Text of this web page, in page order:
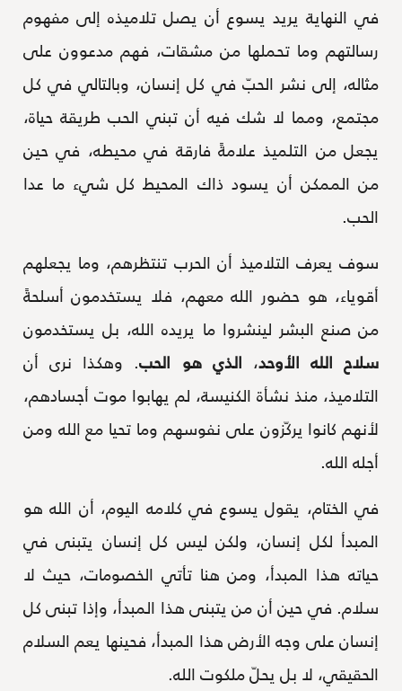
في النهاية يريد يسوع أن يصل تلاميذه إلى مفهوم
رسالتهم وما تحملها من مشقات، فهم مدعوون على
مثاله، إلى نشر الحبّ في كل إنسان، وبالتالي في كل
مجتمع، ومما لا شك فيه أن تبني الحب طريقة حياة،
يجعل من التلميذ علامةً فارقة في محيطه، في حين
من الممكن أن يسود ذاك المحيط كل شيء ما عدا
الحب.
سوف يعرف التلاميذ أن الحرب تنتظرهم، وما يجعلهم
أقوياء، هو حضور الله معهم، فلا يستخدمون أسلحةً
من صنع البشر لينشروا ما يريده الله، بل يستخدمون
سلاح الله الأوحد، الذي هو الحب. وهكذا نرى أن
التلاميذ، منذ نشأة الكنيسة، لم يهابوا موت أجسادهم،
لأنهم كانوا يركّزون على نفوسهم وما تحيا مع الله ومن
أجله الله.
في الختام، يقول يسوع في كلامه اليوم، أن الله هو
المبدأ لكل إنسان، ولكن ليس كل إنسان يتبنى في
حياته هذا المبدأ، ومن هنا تأتي الخصومات، حيث لا
سلام. في حين أن من يتبنى هذا المبدأ، وإذا تبنى كل
إنسان على وجه الأرض هذا المبدأ، فحينها يعم السلام
الحقيقي، لا بل يحلّ ملكوت الله.